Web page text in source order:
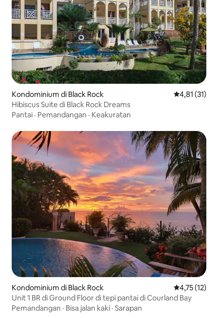
Kondominium di Black Rock Nilai rata-
4,81 (31)
Hibiscus Suite di Black Rock Dreams
Pantai · Pemandangan · Keakuratan
Kondominium di Black Rock Nilai rata-
4,75 (12)
Unit 1 BR di Ground Floor di tepi pantai di Courland Bay
Pemandangan · Bisa jalan kaki · Sarapan